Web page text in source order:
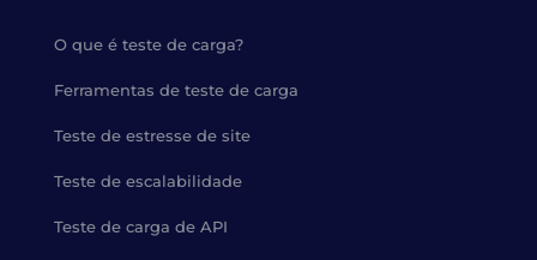
O que é teste de carga?
Ferramentas de teste de carga
Teste de estresse de site
Teste de escalabilidade
Teste de carga de API